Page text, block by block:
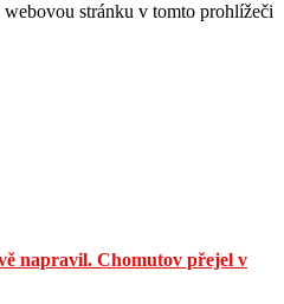
stránku v tomto prohlížeči
napravil. Chomutov přejel v